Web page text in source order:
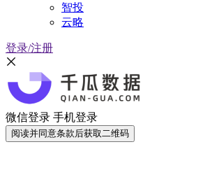
智投
云略
登录/注册
微信登录 手机登录
阅读并同意条款后获取二维码